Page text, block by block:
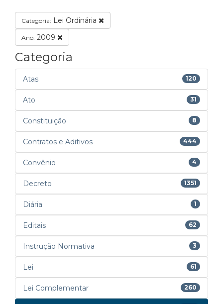
Categoria: Lei Ordinária
Ano: 2009
Categoria
Atas 120
Ato 31
Constituição 8
Contratos e Aditivos 444
Convênio 4
Decreto 1351
Diária 1
Editais 62
Instrução Normativa 3
Lei 61
Lei Complementar 260